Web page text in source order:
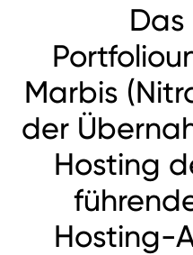
Das
Marbis
der
Hosting
Hosting-